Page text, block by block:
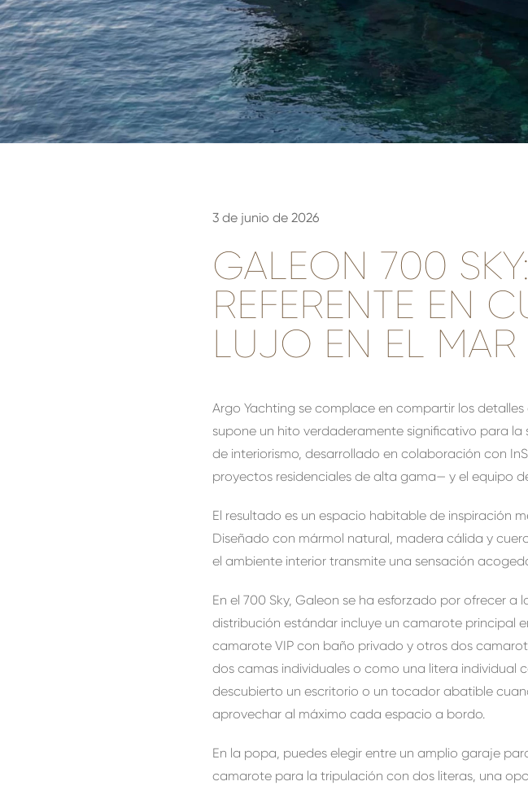
3 de junio de 2026
GALEON 700
REFERENTE EN
LUJO EN EL MAR
Argo Yachting se complace en compartir los
supone un hito verdaderamente significativo para
de interiorismo, desarrollado en colaboración con
proyectos residenciales de alta gama— y el equipo
El resultado es un espacio habitable de inspiración
Diseñado con mármol natural, madera cálida y
el ambiente interior transmite una sensación
En el 700 Sky, Galeon se ha esforzado por ofrecer
distribución estándar incluye un camarote principal
camarote VIP con baño privado y otros dos
dos camas individuales o como una litera individual
descubierto un escritorio o un tocador abatible
aprovechar al máximo cada espacio a bordo.
En la popa, puedes elegir entre un amplio garaje
camarote para la tripulación con dos literas, una